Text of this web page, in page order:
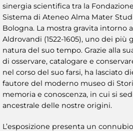
sinergia scientifica tra la
Sistema di Ateneo Alma Mater
Bologna. La mostra gravita intorno
Aldrovandi (1522-1605), uno dei più
natura del suo tempo. Grazie alla
di osservare, catalogare e
nel corso del suo farsi, ha lasciato
fautore del moderno museo di
memoria e conoscenza, in cui si
ancestrale delle nostre origini.
L’esposizione presenta un